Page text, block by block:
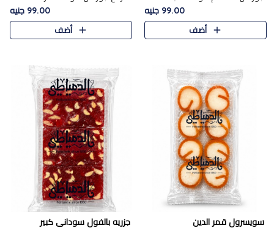
ونكهة شرقية أصيلة تجسد روح
الـموسم الأعياد.
99.00 جنيه
أضف
المحمصة، متماسك بشراب حلاوة
الكراميل الخفيفة ليمنحك قرمشة
غنية ومذاقًا شرقيًا أصيلً..
99.00 جنيه
أضف
سويسرول قمر الدين جزريه بالفول سودانى كبير